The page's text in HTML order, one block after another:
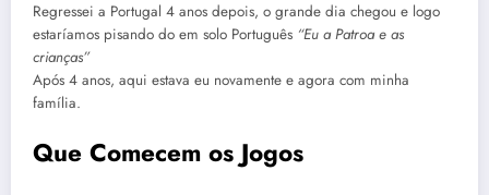
Regressei a Portugal 4 anos depois, o grande dia chegou e logo
estaríamos pisando do em solo Português “Eu a Patroa e as
crianças”
Após 4 anos, aqui estava eu novamente e agora com minha
família.
Que Comecem os Jogos